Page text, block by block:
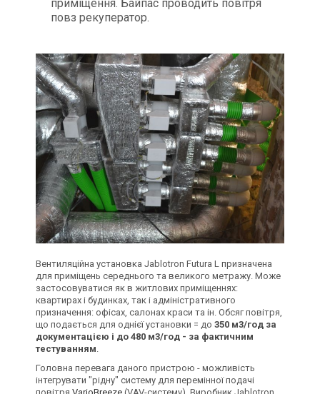
приміщення. Байпас проводить повітря
повз рекуператор.
​Вентиляційна установка Jablotron Futura L призначена
для приміщень середнього та великого метражу. Може
застосовуватися як в житлових приміщеннях:
квартирах і будинках, так і адміністративного
призначення: офісах, салонах краси та ін. Обсяг повітря,
що подається для однієї установки = до 350 м3/год за
документацією і до 480 м3/год - за фактичним
тестуванням
Головна перевага даного пристрою - можливість
інтегрувати "рідну" систему для перемінної подачі